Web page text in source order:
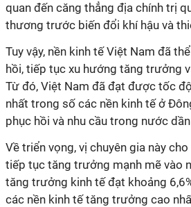
quan đến căng thẳng địa chính trị
thương trước biến đổi khí hậu và
Tuy vậy, nền kinh tế Việt Nam đã
hồi, tiếp tục xu hướng tăng trưởng
Từ đó, Việt Nam đã đạt được tốc
nhất trong số các nền kinh tế ở
phục hồi và nhu cầu trong nước
Về triển vọng, vị chuyên gia này
tiếp tục tăng trưởng mạnh mẽ vào
tăng trưởng kinh tế đạt khoảng
các nền kinh tế tăng trưởng cao